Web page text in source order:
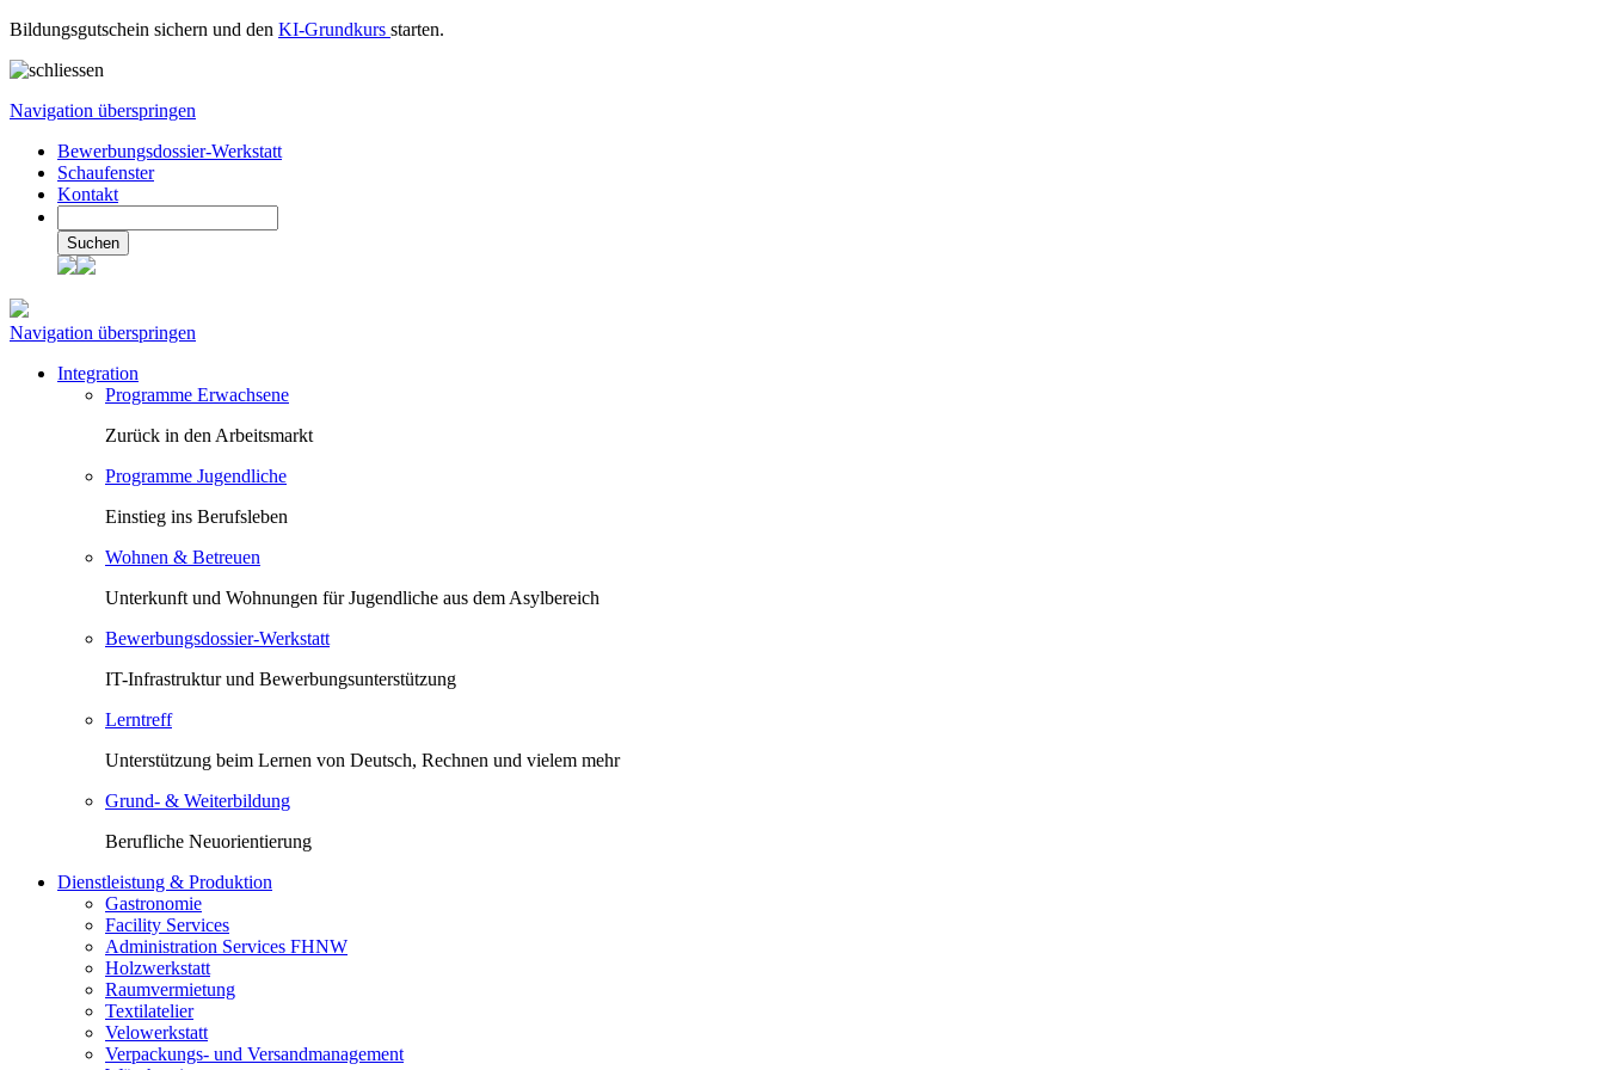
Bildungsgutschein sichern und den KI-Grundkurs starten.
Navigation überspringen
Bewerbungsdossier-Werkstatt
Schaufenster
Kontakt
Suchen
Navigation überspringen
Integration
Programme Erwachsene
Zurück in den Arbeitsmarkt
Programme Jugendliche
Einstieg ins Berufsleben
Wohnen & Betreuen
Unterkunft und Wohnungen für Jugendliche aus dem Asylbereich
Bewerbungsdossier-Werkstatt
IT-Infrastruktur und Bewerbungsunterstützung
Lerntreff
Unterstützung beim Lernen von Deutsch, Rechnen und vielem mehr
Grund- & Weiterbildung
Berufliche Neuorientierung
Dienstleistung & Produktion
Gastronomie
Facility Services
Administration Services FHNW
Holzwerkstatt
Raumvermietung
Textilatelier
Velowerkstatt
Verpackungs- und Versandmanagement